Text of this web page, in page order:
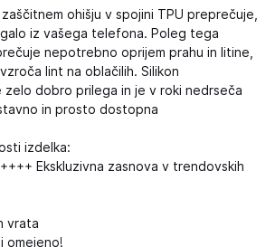
ohišju v spojini TPU preprečuje,
iz vašega telefona. Poleg tega
nepotrebno oprijem prahu in litine,
lint na oblačilih. Silikon
zelo dobro prilega in je v roki nedrseča
in prosto dostopna
izdelka:
Ekskluzivna zasnova v trendovskih
vrata
omejeno!